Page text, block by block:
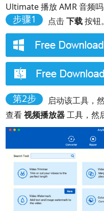
Ultimate 播放 AMR 音频吗
步骤1 点击下载按钮。
第2步 启动该工具，
查看视频播放器工具，然